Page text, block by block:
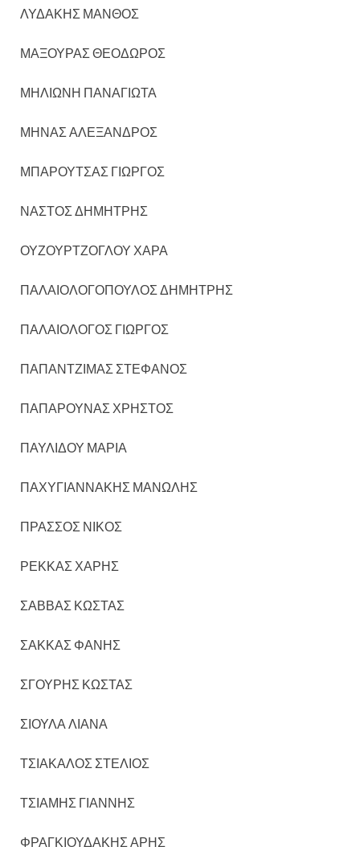
ΛΥΔΑΚΗΣ ΜΑΝΘΟΣ
ΜΑΞΟΥΡΑΣ ΘΕΟΔΩΡΟΣ
ΜΗΛΙΩΝΗ ΠΑΝΑΓΙΩΤΑ
ΜΗΝΑΣ ΑΛΕΞΑΝΔΡΟΣ
ΜΠΑΡΟΥΤΣΑΣ ΓΙΩΡΓΟΣ
ΝΑΣΤΟΣ ΔΗΜΗΤΡΗΣ
ΟΥΖΟΥΡΤΖΟΓΛΟΥ ΧΑΡΑ
ΠΑΛΑΙΟΛΟΓΟΠΟΥΛΟΣ ΔΗΜΗΤΡΗΣ
ΠΑΛΑΙΟΛΟΓΟΣ ΓΙΩΡΓΟΣ
ΠΑΠΑΝΤΖΙΜΑΣ ΣΤΕΦΑΝΟΣ
ΠΑΠΑΡΟΥΝΑΣ ΧΡΗΣΤΟΣ
ΠΑΥΛΙΔΟΥ ΜΑΡΙΑ
ΠΑΧΥΓΙΑΝΝΑΚΗΣ ΜΑΝΩΛΗΣ
ΠΡΑΣΣΟΣ ΝΙΚΟΣ
ΡΕΚΚΑΣ ΧΑΡΗΣ
ΣΑΒΒΑΣ ΚΩΣΤΑΣ
ΣΑΚΚΑΣ ΦΑΝΗΣ
ΣΓΟΥΡΗΣ ΚΩΣΤΑΣ
ΣΙΟΥΛΑ ΛΙΑΝΑ
ΤΣΙΑΚΑΛΟΣ ΣΤΕΛΙΟΣ
ΤΣΙΑΜΗΣ ΓΙΑΝΝΗΣ
ΦΡΑΓΚΙΟΥΔΑΚΗΣ ΑΡΗΣ